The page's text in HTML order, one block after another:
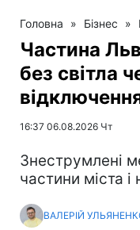
Головна » Бізнес »
Частина
без світла
16:37 06.08.2026 Чт
Знеструмлені
частини міста і
ВАЛЕРІЙ